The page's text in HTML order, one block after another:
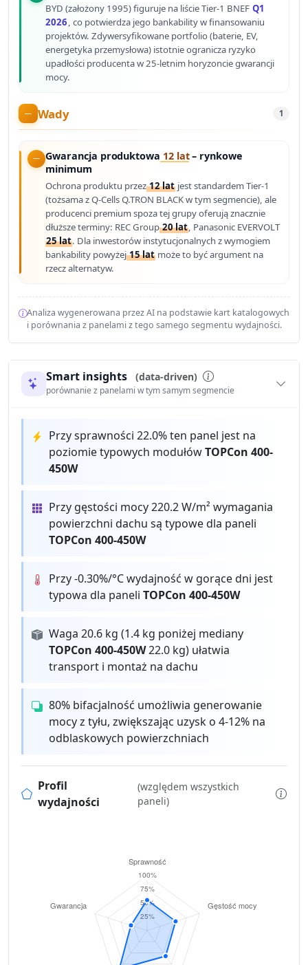
BYD (założony 1995) figuruje na liście Tier-1 BNEF Q1
2026, co potwierdza jego bankability w finansowaniu
projektów. Zdywersyfikowane portfolio (baterie, EV,
energetyka przemysłowa) istotnie ogranicza ryzyko
upadłości producenta w 25-letnim horyzoncie gwarancji
mocy.
Wady 1
Gwarancja produktowa 12 lat– rynkowe
minimum
Ochrona produktu przez12 lat jest standardem Tier-1
(tożsama z Q-Cells Q.TRON BLACK w tym segmencie), ale
producenci premium spoza tej grupy oferują znacznie
dłuższe terminy: REC Group20 lat, Panasonic EVERVOLT
25 lat. Dla inwestorów instytucjonalnych z wymogiem
bankability powyżej15 lat może to być argument na
rzecz alternatyw.
Analiza wygenerowana przez AI na podstawie kart katalogowych
i porównania z panelami z tego samego segmentu wydajności.
Smart insights (data-driven)
porównanie z panelami w tym samym segmencie
Przy sprawności 22.0% ten panel jest na
poziomie typowych modułówTOPCon 400-
450W
Przy gęstości mocy 220.2 W/m² wymagania
powierzchni dachu są typowe dla paneli
TOPCon 400-450W
Przy -0.30%/°C wydajność w gorące dni jest
typowa dla paneliTOPCon 400-450W
Waga 20.6 kg (1.4 kg poniżej mediany
TOPCon 400-450W22.0 kg) ułatwia
transport i montaż na dachu
80% bifacjalność umożliwia generowanie
mocy z tyłu, zwiększając uzysk o 4-12% na
odblaskowych powierzchniach
Profil
wydajności
(względem wszystkich
paneli)